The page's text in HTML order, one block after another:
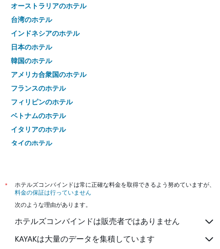
オーストラリアのホテル
台湾のホテル
インドネシアのホテル
日本のホテル
韓国のホテル
アメリカ合衆国のホテル
フランスのホテル
フィリピンのホテル
ベトナムのホテル
イタリアのホテル
タイのホテル
*
ホテルズコンバインドは常に正確な料金を取得できるよう努めていますが、
料金の保証は行っていません
次のような理由があります。
ホテルズコンバインドは販売者ではありません
KAYAKは大量のデータを集積しています